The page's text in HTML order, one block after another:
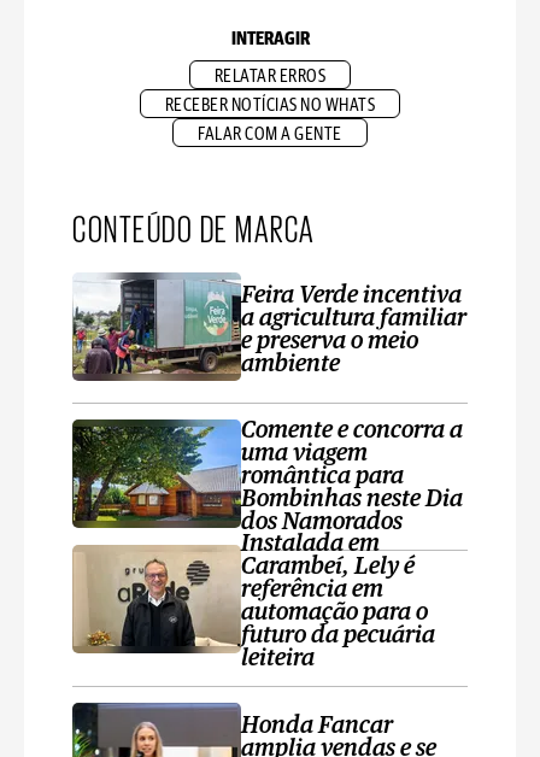
INTERAGIR
RELATAR ERROS
RECEBER NOTÍCIAS NO WHATS
FALAR COM A GENTE
CONTEÚDO DE MARCA
Feira Verde incentiva
a agricultura familiar
e preserva o meio
ambiente
Comente e concorra a
uma viagem
romântica para
Bombinhas neste Dia
dos Namorados
Instalada em
Carambeí, Lely é
referência em
automação para o
futuro da pecuária
leiteira
Honda Fancar
amplia vendas e se